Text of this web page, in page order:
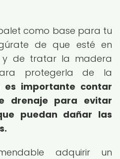
como base para tu
de que esté en
y de tratar la madera
protegerla de la
es importante contar
drenaje para evitar
puedan dañar las
adquirir un